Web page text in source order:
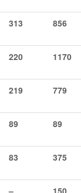
313 856
220 1170
219 779
89 89
83 375